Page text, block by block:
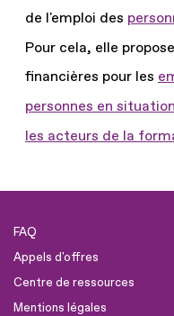
de l'emploi des
Pour cela, elle
financières pour les
personnes en
les acteurs de la
FAQ
Appels d'offres
Centre de ressources
Mentions légales